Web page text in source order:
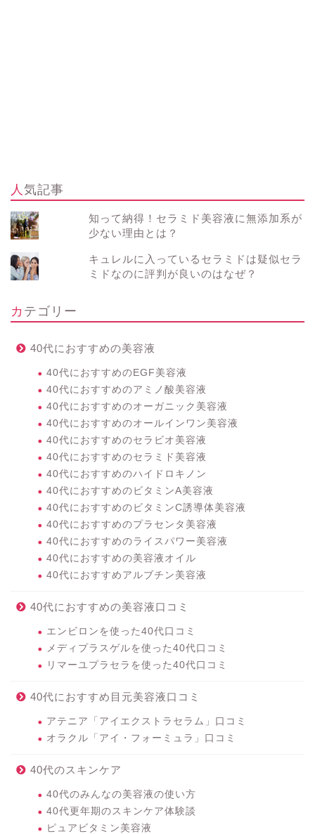
人気記事
知って納得！セラミド美容液に無添加系が
少ない理由とは？
キュレルに入っているセラミドは疑似セラ
ミドなのに評判が良いのはなぜ？
カテゴリー
40代におすすめの美容液
40代におすすめのEGF美容液
40代におすすめのアミノ酸美容液
40代におすすめのオーガニック美容液
40代におすすめのオールインワン美容液
40代におすすめのセラビオ美容液
40代におすすめのセラミド美容液
40代におすすめのハイドロキノン
40代におすすめのビタミンA美容液
40代におすすめのビタミンC誘導体美容液
40代におすすめのプラセンタ美容液
40代におすすめのライスパワー美容液
40代におすすめの美容液オイル
40代におすすめアルブチン美容液
40代におすすめの美容液口コミ
エンビロンを使った40代口コミ
メディプラスゲルを使った40代口コミ
リマーユプラセラを使った40代口コミ
40代におすすめ目元美容液口コミ
アテニア「アイエクストラセラム」口コミ
オラクル「アイ・フォーミュラ」口コミ
40代のスキンケア
40代のみんなの美容液の使い方
40代更年期のスキンケア体験談
ピュアビタミン美容液